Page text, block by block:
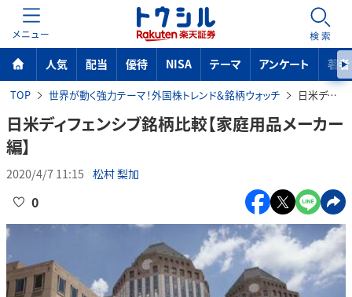
MENU 検索
人気 配当 優待 NISA テーマ アンケート 著者
TOP 世界が動く強力テーマ！外国株トレンド＆銘柄ウォッチ 日米ディフェンシブ銘柄比較【家庭用品メーカー編】
日米ディフェンシブ銘柄比較【家庭用品メーカー
編】
2020/4/7 11:15 松村 梨加
0